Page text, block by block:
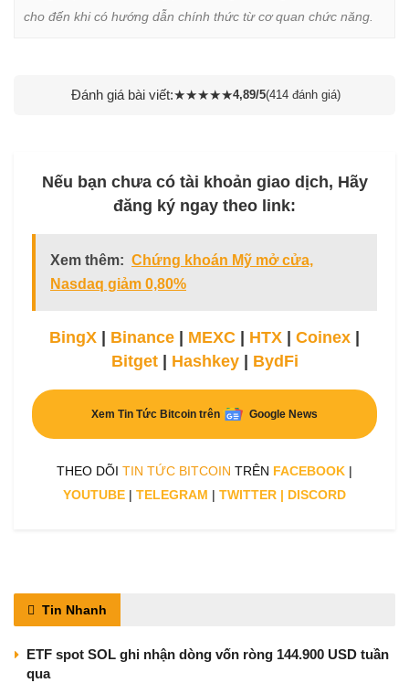
cho đến khi có hướng dẫn chính thức từ cơ quan chức năng.
Đánh giá bài viết:★★★★★4,89/5(414 đánh giá)
Nếu bạn chưa có tài khoản giao dịch, Hãy
đăng ký ngay theo link:
Xem thêm: Chứng khoán Mỹ mở cửa,
Nasdaq giảm 0,80%
BingX Binance MEXC HTX Coinex
Bitget| Hashkey| BydFi
Xem Tin Tức Bitcoin trên Google News
THEO DÕI TIN TỨC BITCOIN TRÊN FACEBOOK |
YOUTUBE | TELEGRAM | TWITTER | DISCORD
Tin Nhanh
ETF spot SOL ghi nhận dòng vốn ròng 144.900 USD tuần
qua